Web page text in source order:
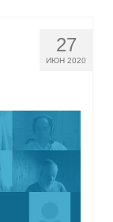
27
ИЮН 2020